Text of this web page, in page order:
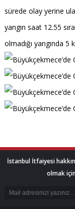
sürede olay yerine
yangın saat 12.55
olmadığı yangında 5
İstanbul İtfaiyesi
olmak